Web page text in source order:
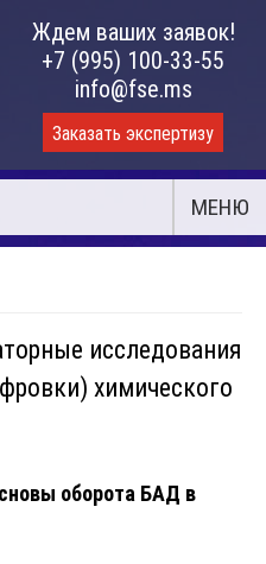
Ждем ваших заявок!
+7 (995) 100-33-55
info@fse.ms
Заказать экспертизу
МЕНЮ
исследования
химического
оборота БАД в